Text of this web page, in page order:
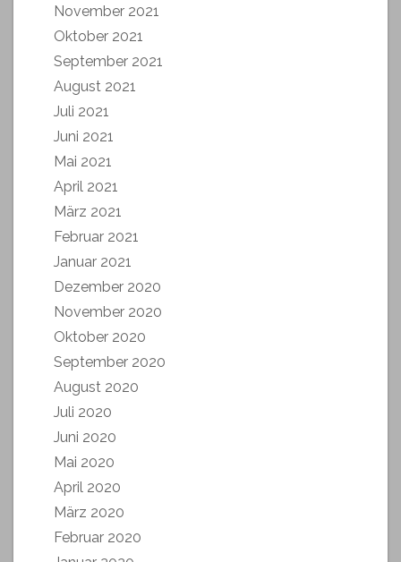
November 2021
Oktober 2021
September 2021
August 2021
Juli 2021
Juni 2021
Mai 2021
April 2021
März 2021
Februar 2021
Januar 2021
Dezember 2020
November 2020
Oktober 2020
September 2020
August 2020
Juli 2020
Juni 2020
Mai 2020
April 2020
März 2020
Februar 2020